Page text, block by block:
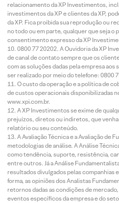
relacionamento da XP Investimentos,
investimentos da XP e clientes da XP,
da XP. Fica proibida sua reprodução ou
no todo ou em parte, qualquer que seja o
consentimento expresso da XP
0800 77 20202. A Ouvidoria da XP
de canal de contato sempre que os
com as soluções dadas pela empresa
ser realizado por meio do telefone: 0800
O custo da operação e a política de
de custos operacionais disponibilizadas
www.xpi.com.br.
A XP Investimentos se exime de
prejuízos, diretos ou indiretos, que
relatório ou seu conteúdo.
A Avaliação Técnica e a Avaliação de
metodologias de análise. A Análise
como tendência, suporte, resistência,
entre outros. Já a Análise
resultados divulgados pelas companhias
forma, as opiniões dos Analistas
retornos dadas as condições de
eventos específicos da empresa e do